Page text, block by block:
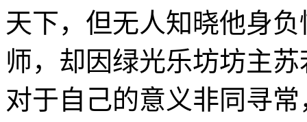
天下，但无人知晓他身
师，却因绿光乐坊坊主
对于自己的意义非同寻